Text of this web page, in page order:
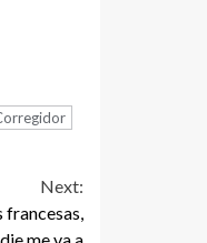
Next:
francesas,